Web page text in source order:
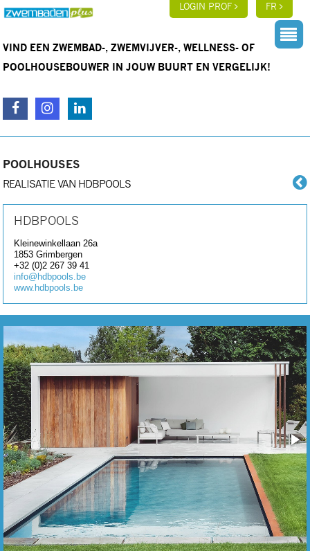
LOGIN PROF FR
VIND EEN ZWEMBAD-, ZWEMVIJVER-, WELLNESS- OF
POOLHOUSEBOUWER IN JOUW BUURT EN VERGELIJK!
POOLHOUSES
REALISATIE VAN HDBPOOLS
HDBPOOLS
Kleinewinkellaan 26a
1853Grimbergen
+32 (0)2 267 39 41
info@hdbpools.be
www.hdbpools.be